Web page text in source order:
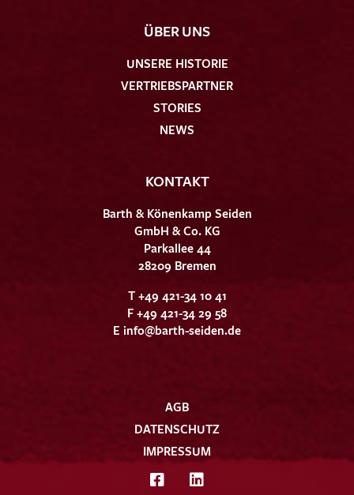
ÜBER UNS
UNSERE HISTORIE
VERTRIEBSPARTNER
STORIES
NEWS
KONTAKT
Barth & Könenkamp Seiden
GmbH & Co. KG
Parkallee 44
28209 Bremen
T +49 421-34 10 41
F +49 421-34 29 58
E info@barth-seiden.de
AGB
DATENSCHUTZ
IMPRESSUM